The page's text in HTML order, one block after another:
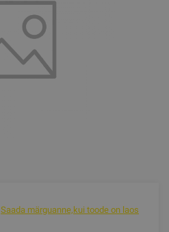
Saada märguanne,kui toode on laos